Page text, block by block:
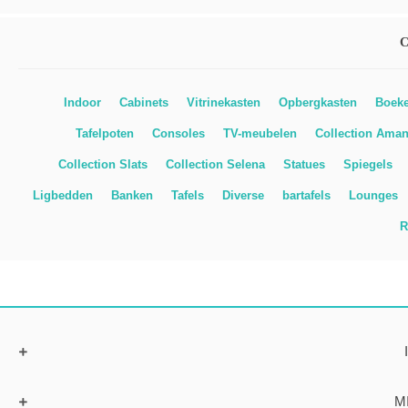
Indoor Cabinets Vitrinekasten Opbergkasten
Tafelpoten Consoles TV-meubelen Collection
Collection Slats Collection Selena Statues Spiegels
Ligbedden Banken Tafels Diverse bartafels Lounges